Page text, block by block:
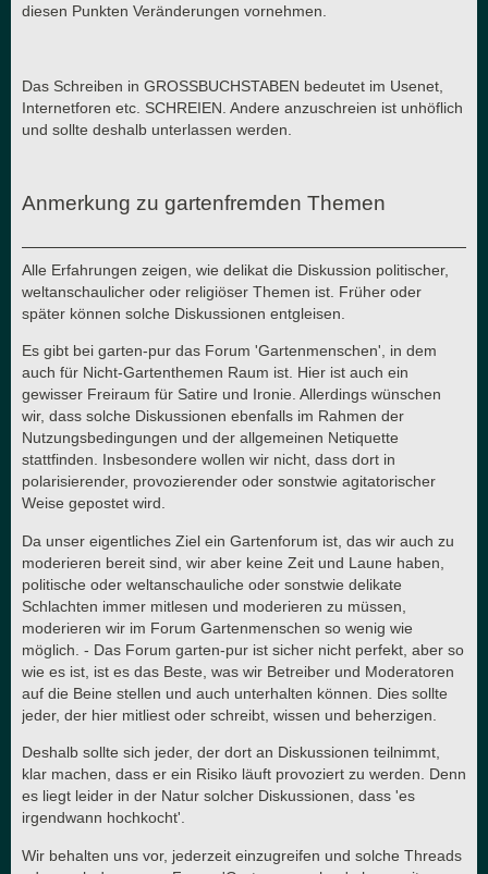
diesen Punkten Veränderungen vornehmen.
Das Schreiben in GROSSBUCHSTABEN bedeutet im Usenet,
Internetforen etc. SCHREIEN. Andere anzuschreien ist unhöflich
und sollte deshalb unterlassen werden.
Anmerkung zu gartenfremden Themen
Alle Erfahrungen zeigen, wie delikat die Diskussion politischer,
weltanschaulicher oder religiöser Themen ist. Früher oder
später können solche Diskussionen entgleisen.
Es gibt bei garten-pur das Forum 'Gartenmenschen', in dem
auch für Nicht-Gartenthemen Raum ist. Hier ist auch ein
gewisser Freiraum für Satire und Ironie. Allerdings wünschen
wir, dass solche Diskussionen ebenfalls im Rahmen der
Nutzungsbedingungen und der allgemeinen Netiquette
stattfinden. Insbesondere wollen wir nicht, dass dort in
polarisierender, provozierender oder sonstwie agitatorischer
Weise gepostet wird.
Da unser eigentliches Ziel ein Gartenforum ist, das wir auch zu
moderieren bereit sind, wir aber keine Zeit und Laune haben,
politische oder weltanschauliche oder sonstwie delikate
Schlachten immer mitlesen und moderieren zu müssen,
moderieren wir im Forum Gartenmenschen so wenig wie
möglich. - Das Forum garten-pur ist sicher nicht perfekt, aber so
wie es ist, ist es das Beste, was wir Betreiber und Moderatoren
auf die Beine stellen und auch unterhalten können. Dies sollte
jeder, der hier mitliest oder schreibt, wissen und beherzigen.
Deshalb sollte sich jeder, der dort an Diskussionen teilnimmt,
klar machen, dass er ein Risiko läuft provoziert zu werden. Denn
es liegt leider in der Natur solcher Diskussionen, dass 'es
irgendwann hochkocht'.
Wir behalten uns vor, jederzeit einzugreifen und solche Threads